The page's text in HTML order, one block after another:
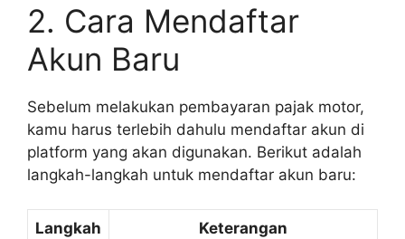
2. Cara Mendaftar
Akun Baru
Sebelum melakukan pembayaran pajak motor,
kamu harus terlebih dahulu mendaftar akun di
platform yang akan digunakan. Berikut adalah
langkah-langkah untuk mendaftar akun baru:
Langkah Keterangan